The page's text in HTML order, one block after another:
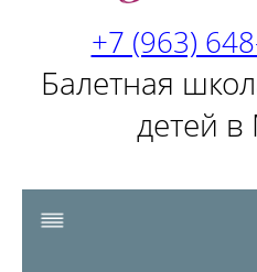
+7 (963)
Балетная
детей